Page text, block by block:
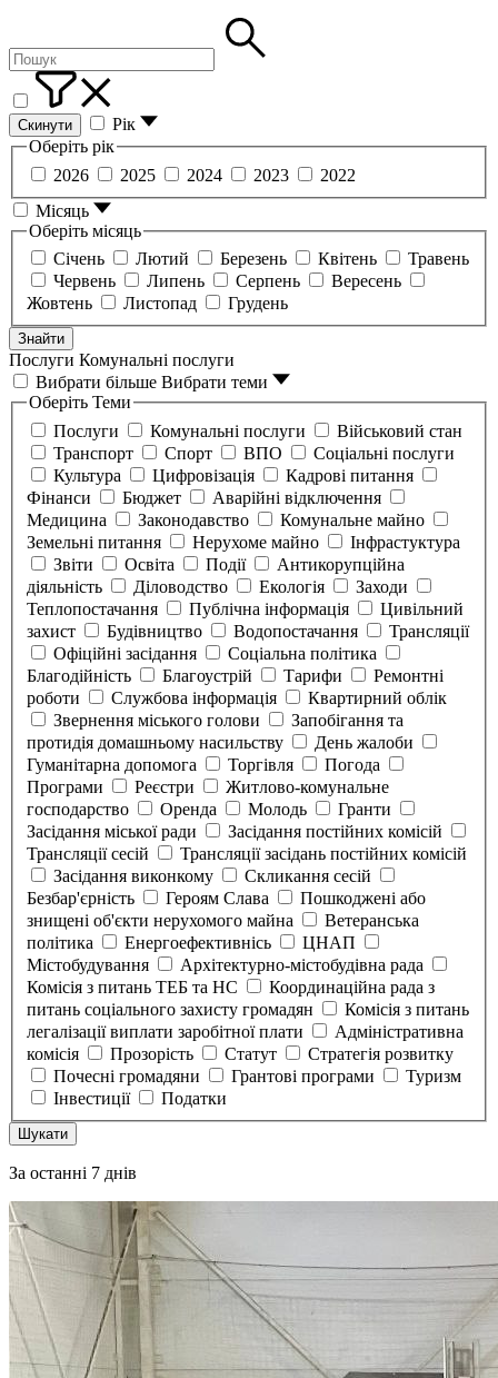
Скинути
Рік
Оберіть рік
2026
2025 2024 2023
2022
Місяць
Оберіть місяць
Січень
Лютий Березень Квітень
Травень
Червень
Липень Серпень
Вересень
Жовтень
Листопад Грудень
Знайти
Послуги Комунальні послуги
Вибрати більше Вибрати теми
Оберіть Теми
Послуги
Комунальні послуги
Військовий стан
Транспорт
Спорт ВПО
Соціальні послуги
Культура
Цифровізація
Кадрові питання
Фінанси
Бюджет
Аварійні відключення
Медицина
Законодавство
Комунальне майно
Земельні питання
Нерухоме майно
Інфрастуктура
Звіти
Освіта Події
Антикорупційна
діяльність
Діловодство Екологія
Заходи
Теплопостачання
Публічна інформація
Цивільний
захист
Будівництво Водопостачання
Трансляції
Офіційні засідання
Соціальна політика
Благодійність
Благоустрій Тарифи
Ремонтні
роботи
Службова інформація
Квартирний облік
Звернення міського голови
Запобігання та
протидія домашньому насильству
День жалоби
Гуманітарна допомога
Торгівля
Погода
Програми
Реєстри
Житлово-комунальне
господарство
Оренда Молодь
Гранти
Засідання міської ради
Засідання постійних комісій
Трансляції сесій
Трансляції засідань постійних комісій
Засідання виконкому
Скликання сесій
Безбар'єрність
Героям Слава
Пошкоджені або
знищені об'єкти нерухомого майна
Ветеранська
політика
Енергоефективнісь
ЦНАП
Містобудування
Архітектурно-містобудівна рада
Комісія з питань ТЕБ та НС
Координаційна рада з
питань соціального захисту громадян
Комісія з питань
легалізації виплати заробітної плати
Адміністративна
комісія
Прозорість Статут
Стратегія розвитку
Почесні громадяни
Грантові програми
Туризм
Інвестиції
Податки
Шукати
За останні 7 днів